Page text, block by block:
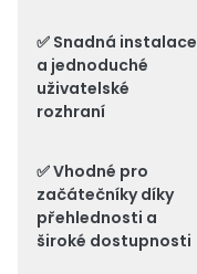
✅ Snadná instalace
a jednoduché
uživatelské
rozhraní
✅Vhodné pro
začátečníkydíky
přehlednosti a
široké dostupnosti